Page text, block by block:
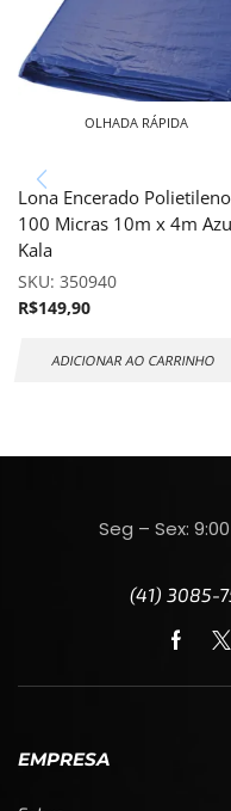
OLHADA RÁPIDA
Lona Encerado Polietileno
100 Micras 10m x 4m
Kala
SKU: 350940
R$149,90
ADICIONAR AO CARRINHO
Seg – Sex:
(41) 3085-
EMPRESA